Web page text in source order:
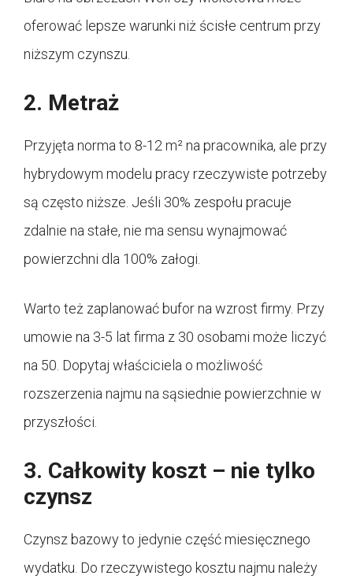
oferować lepsze warunki niż ścisłe centrum przy
niższym czynszu.
2. Metraż
Przyjęta norma to 8-12 m² na pracownika, ale przy
hybrydowym modelu pracy rzeczywiste potrzeby
są często niższe. Jeśli 30% zespołu pracuje
zdalnie na stałe, nie ma sensu wynajmować
powierzchni dla 100% załogi.
Warto też zaplanować bufor na wzrost firmy. Przy
umowie na 3-5 lat firma z 30 osobami może liczyć
na 50. Dopytaj właściciela o możliwość
rozszerzenia najmu na sąsiednie powierzchnie w
przyszłości.
3. Całkowity koszt – nie tylko
czynsz
Czynsz bazowy to jedynie część miesięcznego
wydatku. Do rzeczywistego kosztu najmu należy